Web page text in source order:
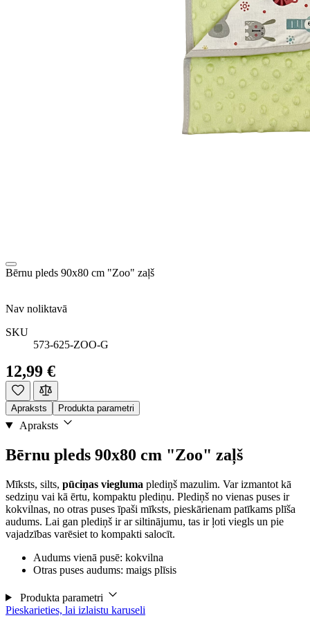
Bērnu pleds 90x80 cm "Zoo" zaļš
Nav noliktavā
SKU
573-625-ZOO-G
12,99 €
Apraksts Produkta parametri
Apraksts
Bērnu pleds 90x80 cm "Zoo" zaļš
Mīksts, silts, pūciņas viegluma plediņš mazulim. Var izmantot kā
sedziņu vai kā ērtu, kompaktu plediņu. Plediņš no vienas puses ir
kokvilnas, no otras puses īpaši mīksts, pieskārienam patīkams plīša
audums. Lai gan plediņš ir ar siltinājumu, tas ir ļoti viegls un pie
vajadzības varēsiet to kompakti salocīt.
Audums vienā pusē: kokvilna
Otras puses audums: maigs plīsis
Produkta parametri
Pieskarieties, lai izlaistu karuseli